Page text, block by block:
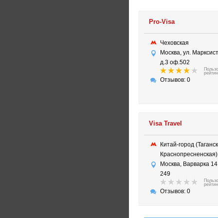
Pro-Visa
Чеховская
Москва, ул.
д.3 оф.502
Отзывов: 0
Visa Travel​
Китай-город
Москва, Варварка
249
Отзывов: 0